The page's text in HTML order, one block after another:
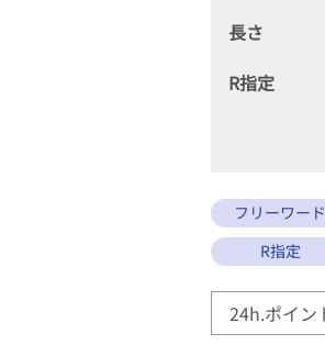
長さ
R指定
フリーワード
R指定